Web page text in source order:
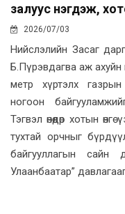
залуус нэгдэж,
2026/07/03
Нийслэлийн Засаг
Б.Пүрэвдагва аж ахуйн
метр хүртэлх газрын
ногоон
Тэгвэл өнөөдөр хотын
тухтай орчныг
байгууллагын сайн
Улаанбаатар”